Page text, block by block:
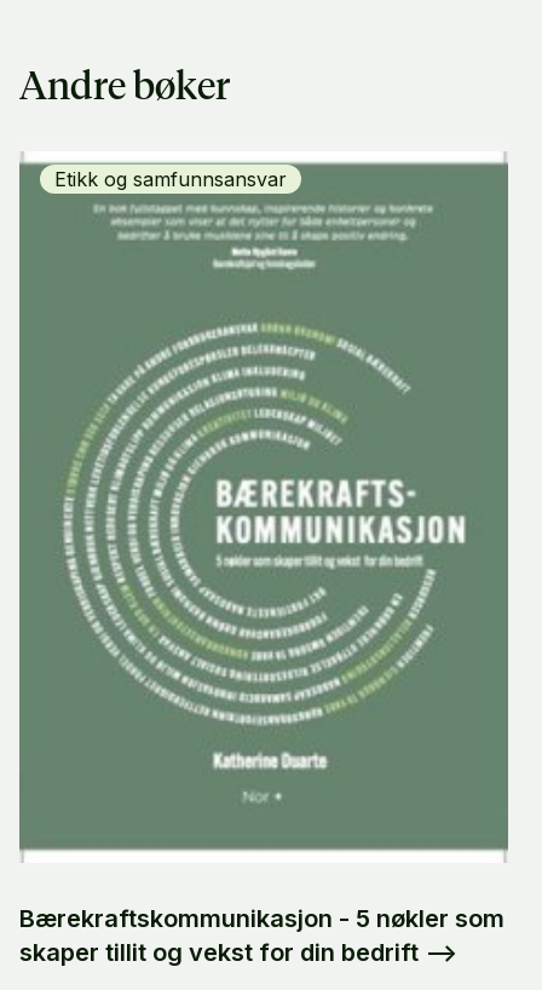
Andre bøker
Etikk og samfunnsansvar
Bærekraftskommunikasjon - 5 nøkler som
skaper tillit og vekst for din bedrift -->